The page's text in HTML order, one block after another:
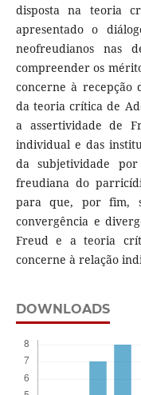
disposta na teoria
apresentado o
neofreudianos nas
compreender os
concerne à recepção
da teoria crítica de
a assertividade de
individual e das
da subjetividade
freudiana do
para que, por fim,
convergência e
Freud e a teoria
concerne à relação
DOWNLOADS